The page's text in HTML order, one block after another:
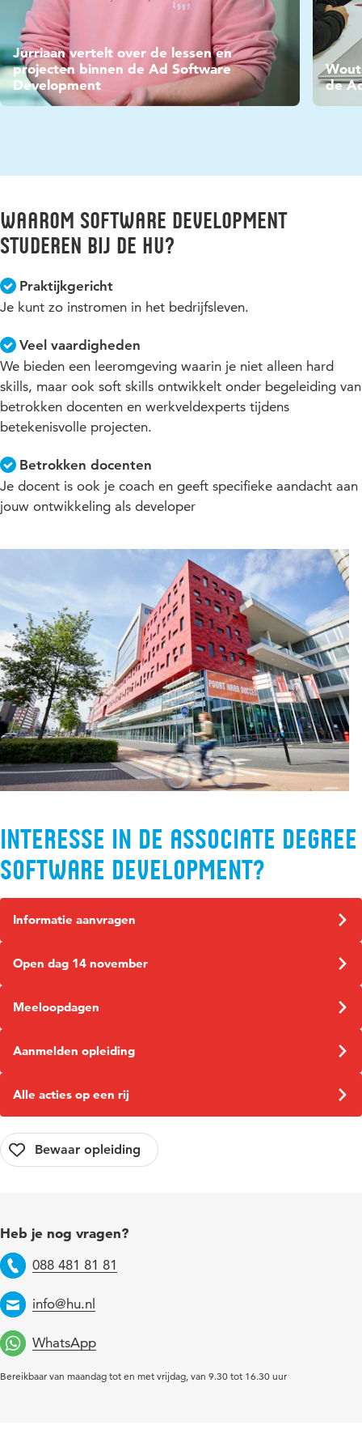
Video
Jurriaan vertelt over de lessen en
projecten binnen de Ad Software
Development
Video
de
Waarom Software Development
studeren bij de HU?
Praktijkgericht
Je kunt zo instromen in het bedrijfsleven.
Veel vaardigheden
We bieden een leeromgeving waarin je niet alleen hard
skills, maar ook soft skills ontwikkelt onder begeleiding van
betrokken docenten en werkveldexperts tijdens
betekenisvolle projecten.
Betrokken docenten
Je docent is ook je coach en geeft specifieke aandacht aan
jouw ontwikkeling als developer
Interesse in de Associate degree
Software Development?
Informatie aanvragen
Open dag 14 november
Meeloopdagen
Aanmelden opleiding
Alle acties op een rij
Heb je nog vragen?
Telefoon
088 481 81 81
Email
info@hu.nl
WhatsApp
Bereikbaar van maandag tot en met vrijdag, van 9.30 tot 16.30 uur